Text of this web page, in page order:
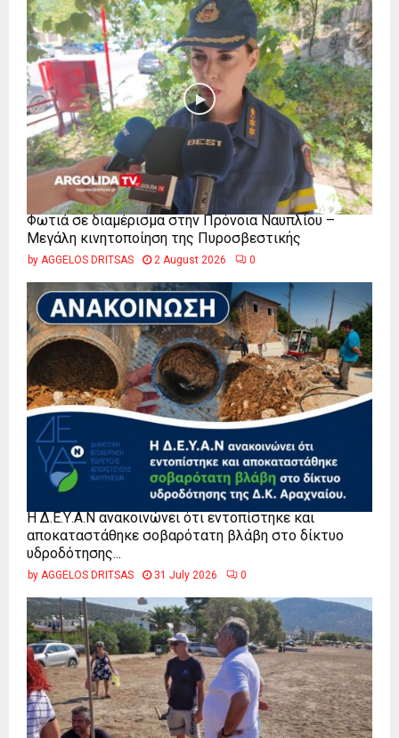
Φωτιά σε διαμέρισμα στην Πρόνοια Ναυπλίου –
Μεγάλη κινητοποίηση της Πυροσβεστικής
by AGGELOS DRITSAS 2 August 2026 0
Η Δ.Ε.Υ.Α.Ν ανακοινώνει ότι εντοπίστηκε και
αποκαταστάθηκε σοβαρότατη βλάβη στο δίκτυο
υδροδότησης...
by AGGELOS DRITSAS 31 July 2026 0